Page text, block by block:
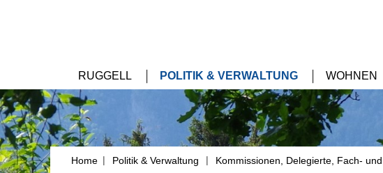
RUGGELL POLITIK & VERWALTUNG WOHNEN
Home | Politik & Verwaltung | Kommissionen, Delegierte, Fach-